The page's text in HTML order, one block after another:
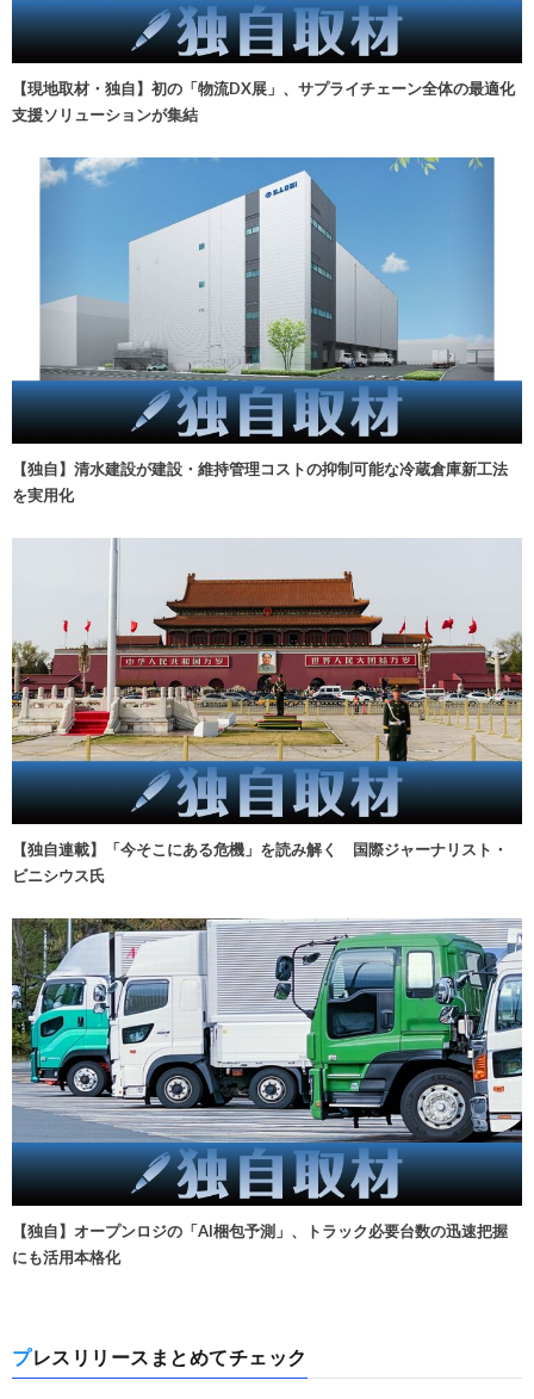
【現地取材・独自】初の「物流DX展」、サプライチェーン全体の最適化
支援ソリューションが集結
【独自】清水建設が建設・維持管理コストの抑制可能な冷蔵倉庫新工法
を実用化
【独自連載】「今そこにある危機」を読み解く 国際ジャーナリスト・
ビニシウス氏
【独自】オープンロジの「AI梱包予測」、トラック必要台数の迅速把握
にも活用本格化
プレスリリースまとめてチェック